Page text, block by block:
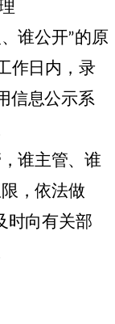
谁公开”的原
作日内，录
信息公示系
谁主管、谁
，依法做
时向有关部